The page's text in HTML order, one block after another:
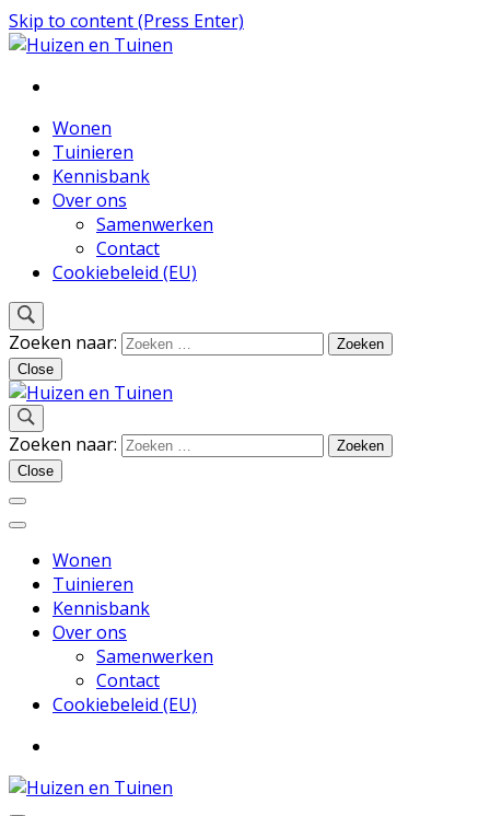
Skip to content (Press Enter)
Huizen en Tuinen
Inspiratie voor wonen en tuinieren
Wonen
Tuinieren
Kennisbank
Over ons
Samenwerken
Contact
Cookiebeleid (EU)
Zoeken naar:
Close
Huizen en Tuinen
Inspiratie voor wonen en tuinieren
Zoeken naar:
Close
Wonen
Tuinieren
Kennisbank
Over ons
Samenwerken
Contact
Cookiebeleid (EU)